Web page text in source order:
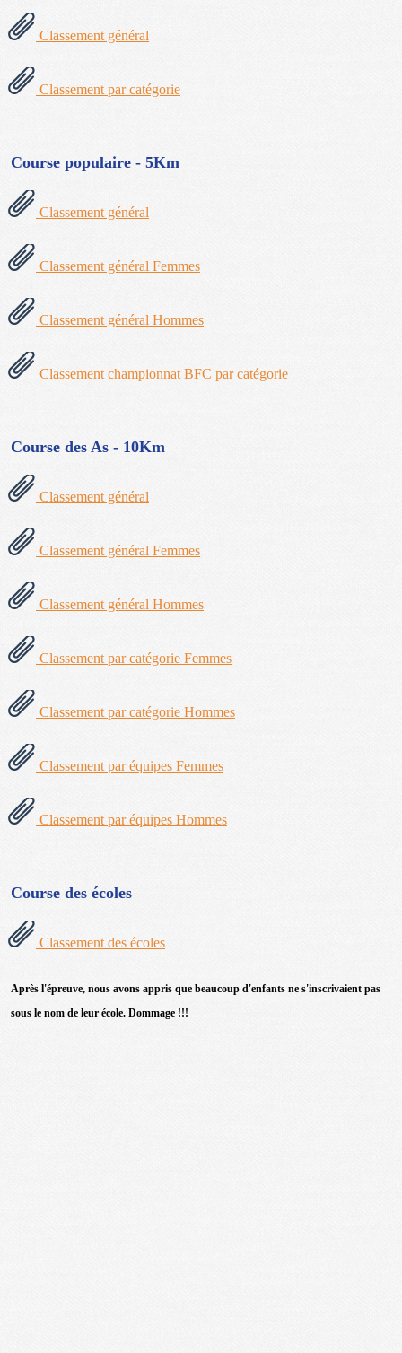
Classement général
Classement par catégorie
Course populaire - 5Km
Classement général
Classement général Femmes
Classement général Hommes
Classement championnat BFC par catégorie
Course des As - 10Km
Classement général
Classement général Femmes
Classement général Hommes
Classement par catégorie Femmes
Classement par catégorie Hommes
Classement par équipes Femmes
Classement par équipes Hommes
Course des écoles
Classement des écoles
Après l'épreuve, nous avons appris que beaucoup d'enfants ne s'inscrivaient pas
sous le nom de leur école. Dommage !!!